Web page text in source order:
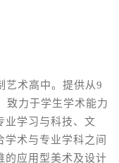
艺术高中。提供从9
致力于学生学术能力
业学习与科技、文
术与专业学科之间
的应用型美术及设计